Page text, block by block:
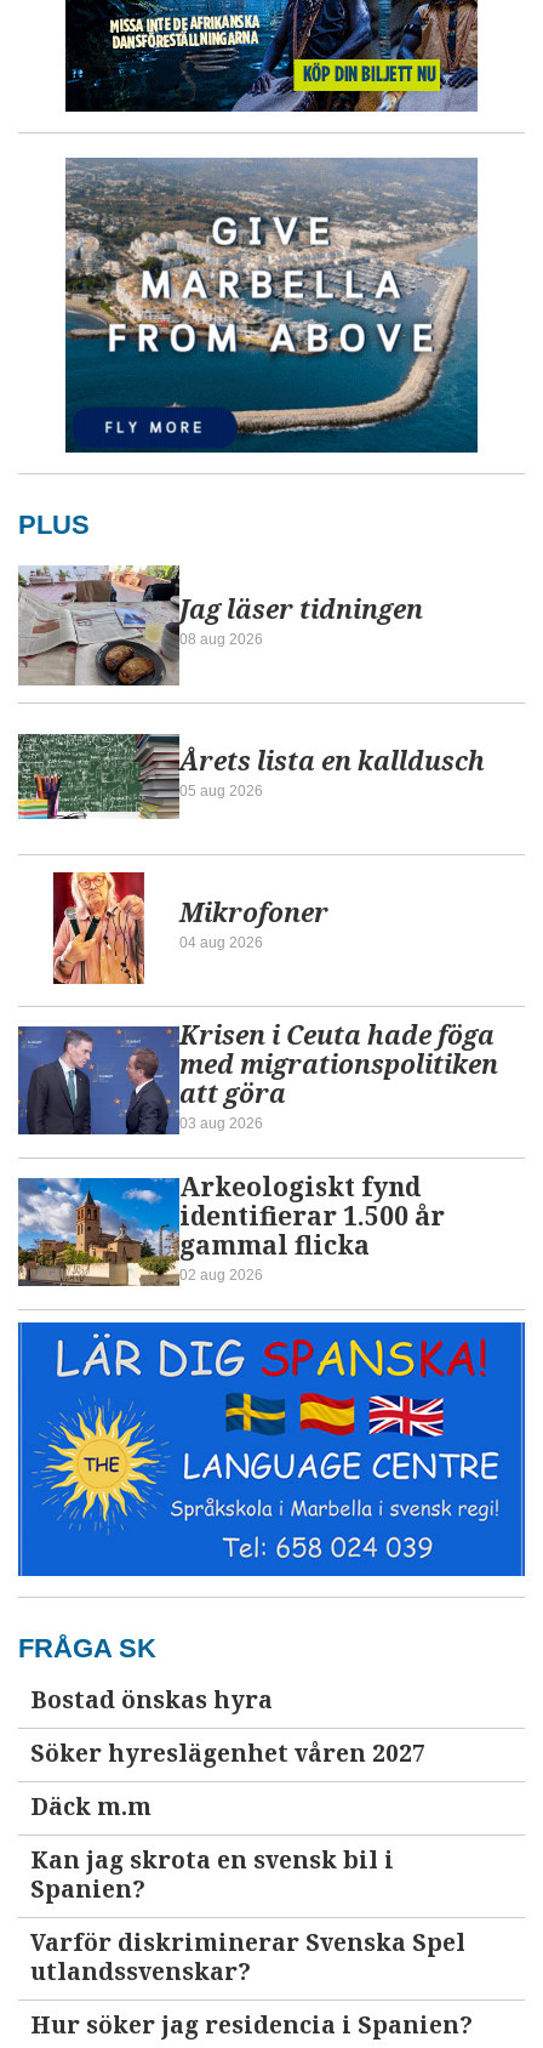
PLUS
Jag läser tidningen
08 aug 2026
Årets lista en kalldusch
05 aug 2026
Mikrofoner
04 aug 2026
Krisen i Ceuta hade föga
med migrationspolitiken
att göra
03 aug 2026
Arkeologiskt fynd
identifierar 1.500 år
gammal flicka
02 aug 2026
FRÅGA SK
Bostad önskas hyra
Söker hyreslägenhet våren 2027
Däck m.m
Kan jag skrota en svensk bil i
Spanien?
Varför diskriminerar Svenska Spel
utlandssvenskar?
Hur söker jag residencia i Spanien?